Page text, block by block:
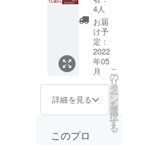
使用部
材の供
給状
況、製
造工程
上の都
合等に
より出
荷時期
があり
ル×2個
（箱サ
イズ：
220mm
×50mm
×20mm
）×2個
※デザイ
ン・仕
る可能
ルソ
ニック×
３セッ
ト ・
13,365
円 ［一
般販売
予定価
格
29,700
円の
55%OF
F］ ・
4人
お届
け予
定：
2022
年05
月
詳細を見る
こ
の
リ
タ
ー
ン
を
選
択
す
る
このプロ